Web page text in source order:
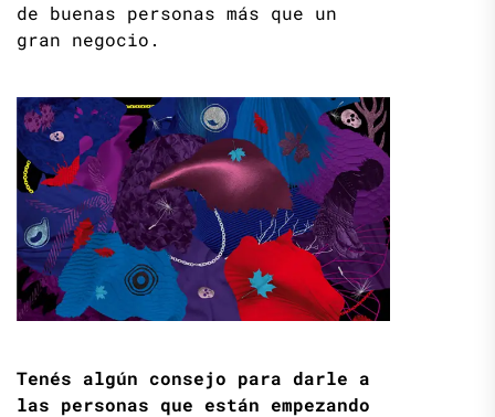
de buenas personas más que un
gran negocio.
Tenés algún consejo para darle a
las personas que están empezando